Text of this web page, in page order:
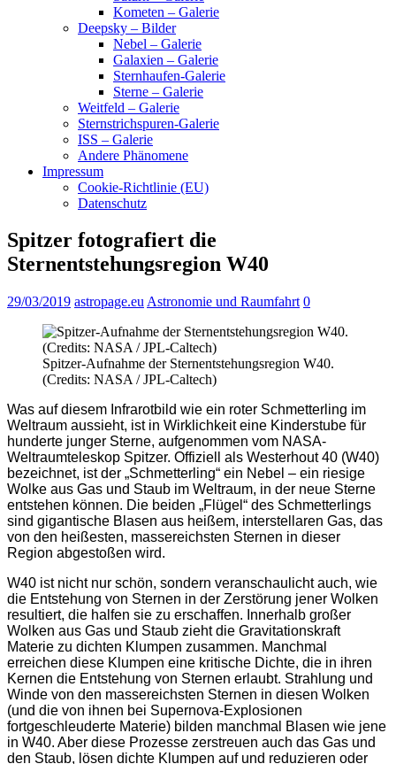
Kometen – Galerie
Deepsky – Bilder
Nebel – Galerie
Galaxien – Galerie
Sternhaufen-Galerie
Sterne – Galerie
Weitfeld – Galerie
Sternstrichspuren-Galerie
ISS – Galerie
Andere Phänomene
Impressum
Cookie-Richtlinie (EU)
Datenschutz
Spitzer fotografiert die
Sternentstehungsregion W40
29/03/2019 astropage.eu Astronomie und Raumfahrt 0
Spitzer-Aufnahme der Sternentstehungsregion W40.
(Credits: NASA / JPL-Caltech)
Was auf diesem Infrarotbild wie ein roter Schmetterling im
Weltraum aussieht, ist in Wirklichkeit eine Kinderstube für
hunderte junger Sterne, aufgenommen vom NASA-
Weltraumteleskop Spitzer. Offiziell als Westerhout 40 (W40)
bezeichnet, ist der „Schmetterling“ ein Nebel – ein riesige
Wolke aus Gas und Staub im Weltraum, in der neue Sterne
entstehen können. Die beiden „Flügel“ des Schmetterlings
sind gigantische Blasen aus heißem, interstellaren Gas, das
von den heißesten, massereichsten Sternen in dieser
Region abgestoßen wird.
W40 ist nicht nur schön, sondern veranschaulicht auch, wie
die Entstehung von Sternen in der Zerstörung jener Wolken
resultiert, die halfen sie zu erschaffen. Innerhalb großer
Wolken aus Gas und Staub zieht die Gravitationskraft
Materie zu dichten Klumpen zusammen. Manchmal
erreichen diese Klumpen eine kritische Dichte, die in ihren
Kernen die Entstehung von Sternen erlaubt. Strahlung und
Winde von den massereichsten Sternen in diesen Wolken
(und die von ihnen bei Supernova-Explosionen
fortgeschleuderte Materie) bilden manchmal Blasen wie jene
in W40. Aber diese Prozesse zerstreuen auch das Gas und
den Staub, lösen dichte Klumpen auf und reduzieren oder